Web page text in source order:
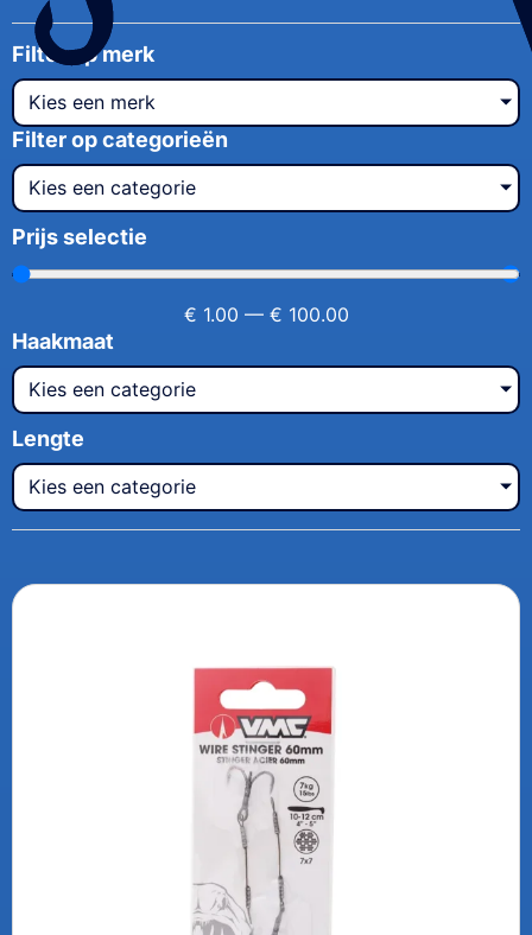
Filter op merk
Kies een merk
Filter op categorieën
Kies een categorie
Prijs selectie
€ 1.00 — € 100.00
Haakmaat
Kies een categorie
Lengte
Kies een categorie